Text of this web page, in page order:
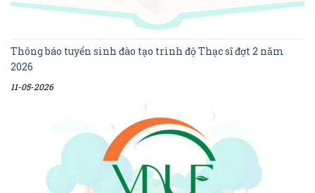
Thông báo tuyển sinh đào tạo trình độ Thạc sĩ đợt 2 năm
2026
11-05-2026